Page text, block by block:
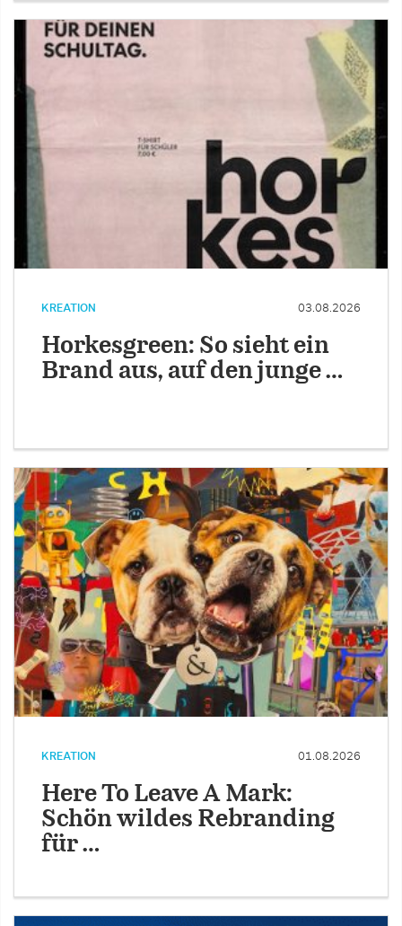
KREATION 03.08.2026
Horkesgreen: So sieht ein
Brand aus, auf den junge …
KREATION 01.08.2026
Here To Leave A Mark:
Schön wildes Rebranding
für …